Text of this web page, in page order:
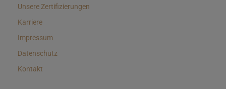
Unsere Zertifizierungen
Karriere
Impressum
Datenschutz
Kontakt